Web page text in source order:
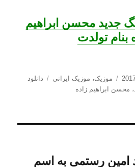
جدید محسن ابراهیم
بنام تولدت
دسته‌ها
موزیک، موزیک ایرانی برچسب‌ها
دانلود
، محسن ابراهیم زاده
امین رستمی به اسم